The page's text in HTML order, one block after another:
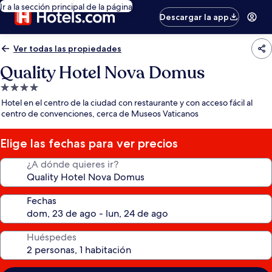
Ir a la sección principal de la página
Descargar la app
Ver todas las propiedades
Quality Hotel Nova Domus
Propiedad
de
4.0
estrellas
Hotel en el centro de la ciudad con restaurante y con acceso fácil al
centro de convenciones, cerca de Museos Vaticanos
Elige las fechas para ver precios
¿A dónde quieres ir?
Fechas
Huéspedes